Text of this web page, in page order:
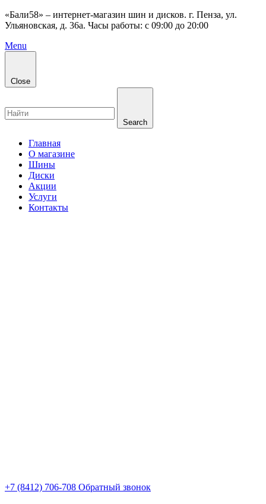
«Бали58» – интернет-магазин шин и дисков. г. Пенза, ул.
Ульяновская, д. 36а. Часы работы: с 09:00 до 20:00
Menu
Close
Search
Главная
О магазине
Шины
Диски
Акции
Услуги
Контакты
+7 (8412) 706-708 Обратный звонок